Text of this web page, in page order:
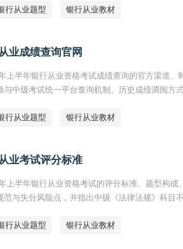
行从业题型 银行从业教材
业成绩查询官网
上半年银行从业资格考试成绩查询的官方渠道
中级考试统一平台查询机制、历史成绩调阅方
行从业题型 银行从业教材
业考试评分标准
上半年银行从业资格考试的评分标准、题型构
范与失分风险点，并指出中级《法律法规》科目
行从业题型 银行从业教材